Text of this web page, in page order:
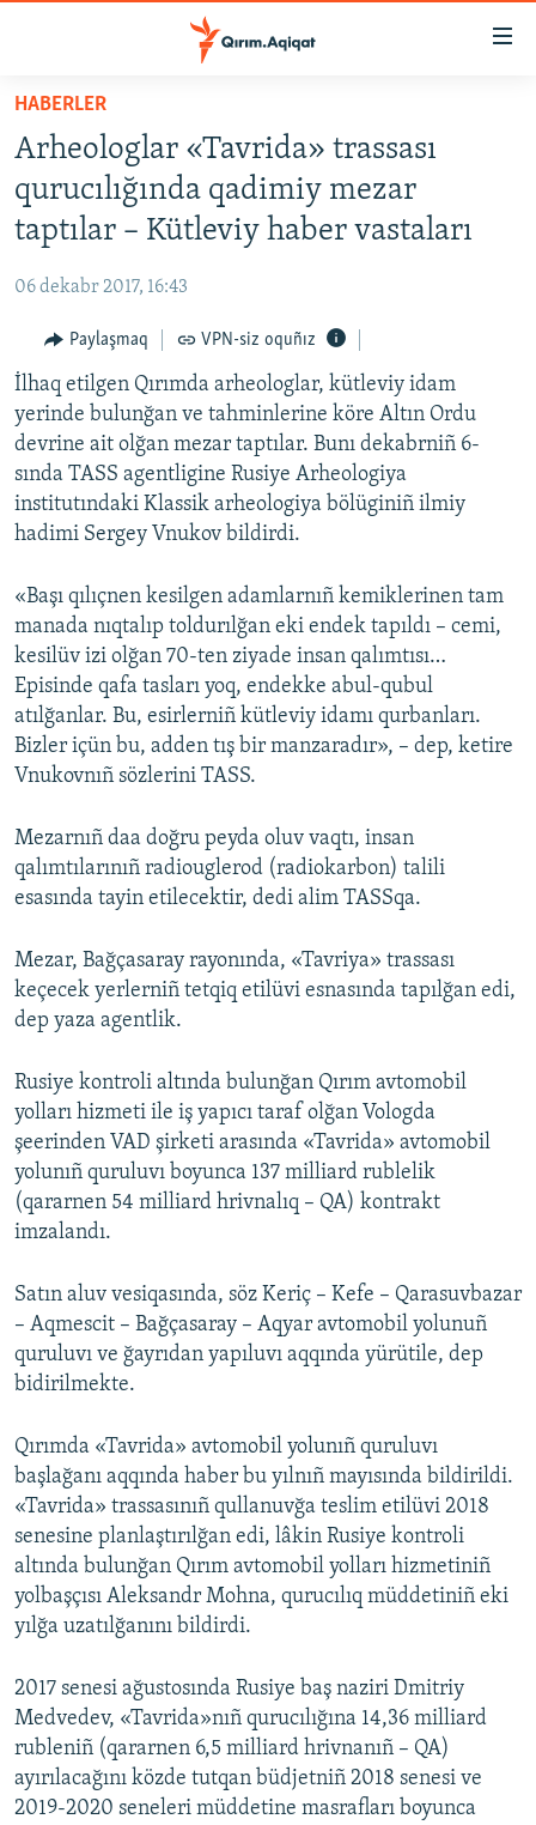
Esas
qaytmaq
Baş
navigatsiyağa
qaytmaq
Qıdıruvğa
HABERLER
İQTİSADİYAT
MEDENİYET
İNSAN AQLARI
VİDEO
SÜRET
BLOGLAR
FİKİR
Русский
Українською
QOŞULIÑIZ!
HABERLER
Arheologlar «Tavrida» trassası
qurucılığında qadimiy mezar
taptılar – Kütleviy haber vastaları
06 dekabr 2017, 16:43
Paylaşmaq VPN-siz oquñız
İlhaq etilgen Qırımda arheologlar, kütleviy idam
yerinde bulunğan ve tahminlerine köre Altın Ordu
devrine ait olğan mezar taptılar. Bunı dekabrniñ 6-
sında TASS agentligine Rusiye Arheologiya
institutındaki Klassik arheologiya bölüginiñ ilmiy
hadimi Sergey Vnukov bildirdi.
«Başı qılıçnen kesilgen adamlarnıñ kemiklerinen tam
manada nıqtalıp toldurılğan eki endek tapıldı – cemi,
kesilüv izi olğan 70-ten ziyade insan qalımtısı…
Episinde qafa tasları yoq, endekke abul-qubul
atılğanlar. Bu, esirlerniñ kütleviy idamı qurbanları.
Bizler içün bu, adden tış bir manzaradır», – dep, ketire
Vnukovnıñ sözlerini TASS.
Mezarnıñ daa doğru peyda oluv vaqtı, insan
qalımtılarınıñ radiouglerod (radiokarbon) talili
esasında tayin etilecektir, dedi alim TASSqa.
Mezar, Bağçasaray rayonında, «Tavriya» trassası
keçecek yerlerniñ tetqiq etilüvi esnasında tapılğan edi,
dep yaza agentlik.
Rusiye kontroli altında bulunğan Qırım avtomobil
yolları hizmeti ile iş yapıcı taraf olğan Vologda
şeerinden VAD şirketi arasında «Tavrida» avtomobil
yolunıñ quruluvı boyunca 137 milliard rublelik
(qararnen 54 milliard hrivnalıq – QA) kontrakt
imzalandı.
Satın aluv vesiqasında, söz Keriç – Kefe – Qarasuvbazar
– Aqmescit – Bağçasaray – Aqyar avtomobil yolunuñ
quruluvı ve ğayrıdan yapıluvı aqqında yürütile, dep
bidirilmekte.
Qırımda «Tavrida» avtomobil yolunıñ quruluvı
başlağanı aqqında haber bu yılnıñ mayısında bildirildi.
«Tavrida» trassasınıñ qullanuvğa teslim etilüvi 2018
senesine planlaştırılğan edi, lâkin Rusiye kontroli
altında bulunğan Qırım avtomobil yolları hizmetiniñ
yolbaşçısı Aleksandr Mohna, qurucılıq müddetiniñ eki
yılğa uzatılğanını bildirdi.
2017 senesi ağustosında Rusiye baş naziri Dmitriy
Medvedev, «Tavrida»nıñ qurucılığına 14,36 milliard
rubleniñ (qararnen 6,5 milliard hrivnanıñ – QA)
ayırılacağını közde tutqan büdjetniñ 2018 senesi ve
2019-2020 seneleri müddetine masrafları boyunca